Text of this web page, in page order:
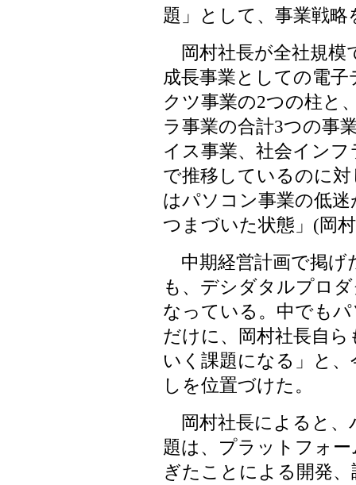
題」として、事業戦
岡村社長が全社規模
成長事業としての電
クツ事業の2つの柱と
ラ事業の合計3つの事
イス事業、社会イン
で推移しているのに
はパソコン事業の低
つまづいた状態」(岡
中期経営計画で掲げ
も、デシダタルプロ
なっている。中でも
だけに、岡村社長自
いく課題になる」と
しを位置づけた。
岡村社長によると、
題は、プラットフォ
ぎたことによる開発